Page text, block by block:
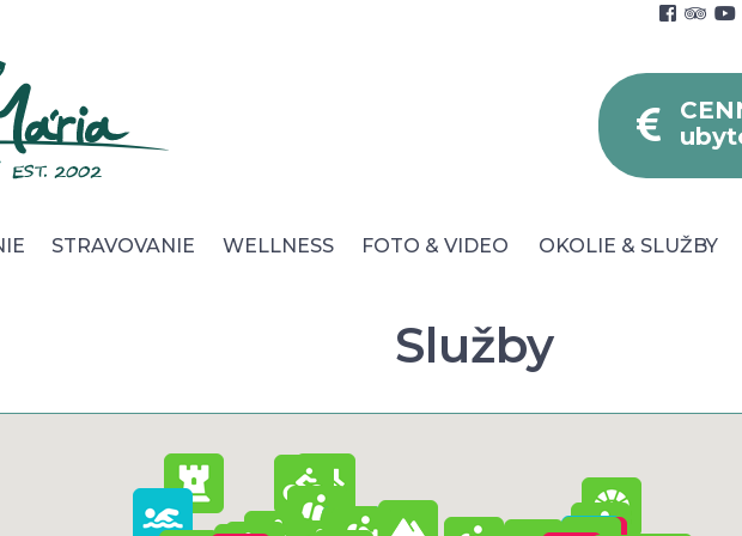
STRAVOVANIE WELLNESS FOTO & VIDEO OKOLIE & SLUŽBY
Všeobecné obchodné podmienky Blog
Služby